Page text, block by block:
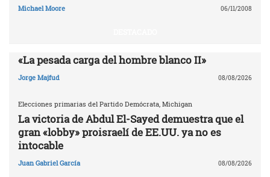
Michael Moore 06/11/2008
«La pesada carga del hombre blanco II»
Jorge Majfud 08/08/2026
Elecciones primarias del Partido Demócrata, Michigan
La victoria de Abdul El-Sayed demuestra que el
gran «lobby» proisraelí de EE.UU. ya no es
intocable
Juan Gabriel García 08/08/2026